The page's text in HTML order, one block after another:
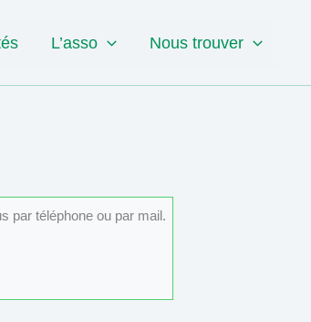
L’asso Nous trouver
par téléphone ou par mail.